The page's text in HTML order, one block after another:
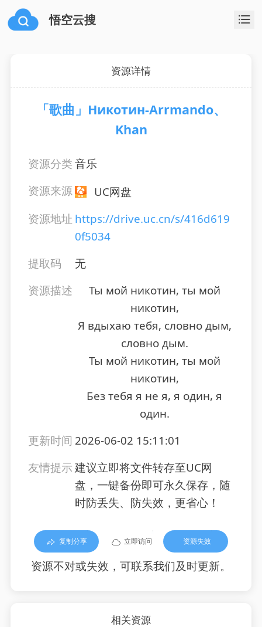
悟空云搜
资源详情
「歌曲」Никотин-Arrmando、
Khan
资源分类音乐
资源来源
UC网盘
资源地址 https://drive.uc.cn/s/416d619
0f5034
提取码
无
资源描述
Ты мой никотин, ты мой
никотин,
Я вдыхаю тебя, словно дым,
словно дым.
Ты мой никотин, ты мой
никотин,
Без тебя я не я, я один, я
один.
更新时间 2026-06-02 15:11:01
友情提示建议立即将文件转存至UC网
盘，一键备份即可永久保存，随
时防丢失、防失效，更省心！
复制分享 立即访问 资源失效
资源不对或失效，可联系我们及时更新。
相关资源